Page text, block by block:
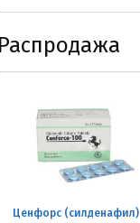
Распродажа
Ценфорс (силденафил)